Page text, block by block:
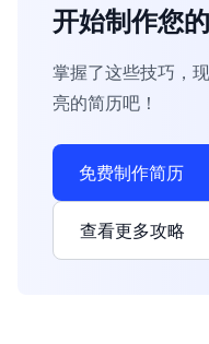
开始制作您
掌握了这些技巧，
亮的简历吧！
免费制作简历
查看更多攻略